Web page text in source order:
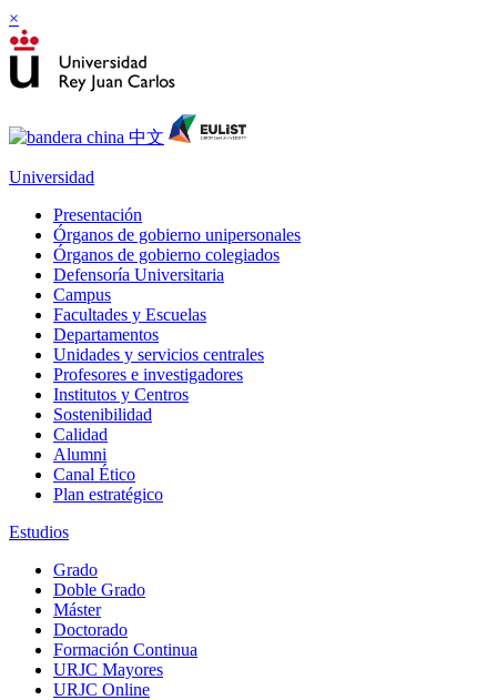
×
Universidad
Presentación
Órganos de gobierno unipersonales
Órganos de gobierno colegiados
Defensoría Universitaria
Campus
Facultades y Escuelas
Departamentos
Unidades y servicios centrales
Profesores e investigadores
Institutos y Centros
Sostenibilidad
Calidad
Alumni
Canal Ético
Plan estratégico
Estudios
Grado
Doble Grado
Máster
Doctorado
Formación Continua
URJC Mayores
URJC Online